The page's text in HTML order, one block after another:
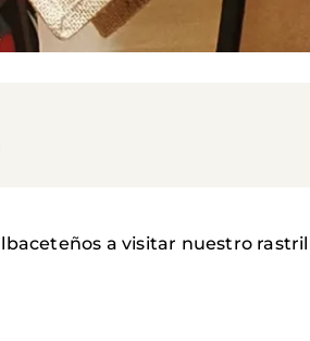
a visitar nuestro